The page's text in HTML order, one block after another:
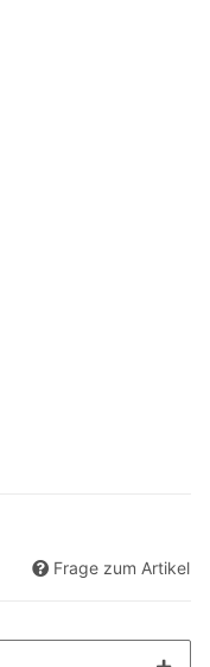
Frage zum Artikel